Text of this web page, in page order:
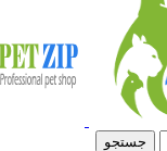
جستجو